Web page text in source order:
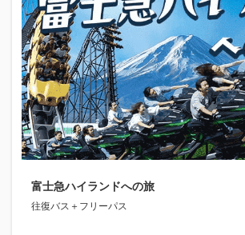
富士急ハイランドへの旅
往復バス＋フリーパス